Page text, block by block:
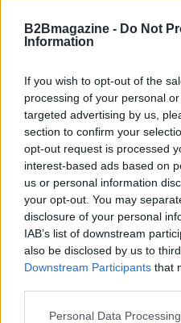
B2Bmagazine - Do Not
Information
If you wish to opt-out of the
processing of your personal
targeted advertising by us,
section to confirm your
opt-out request is processed
interest-based ads based on
us or personal information
your opt-out. You may
disclosure of your personal
IAB’s list of downstream
also be disclosed by us to
Downstream Participants that
Please note that this website/
Personal Data
Continua a